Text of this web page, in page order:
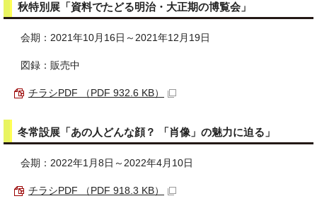
秋特別展「資料でたどる明治・大正期の博覧会」
会期：2021年10月16日～2021年12月19日
図録：販売中
チラシPDF （PDF 932.6 KB）
冬常設展「あの人どんな顔？ 「肖像」の魅力に迫る」
会期：2022年1月8日～2022年4月10日
チラシPDF （PDF 918.3 KB）